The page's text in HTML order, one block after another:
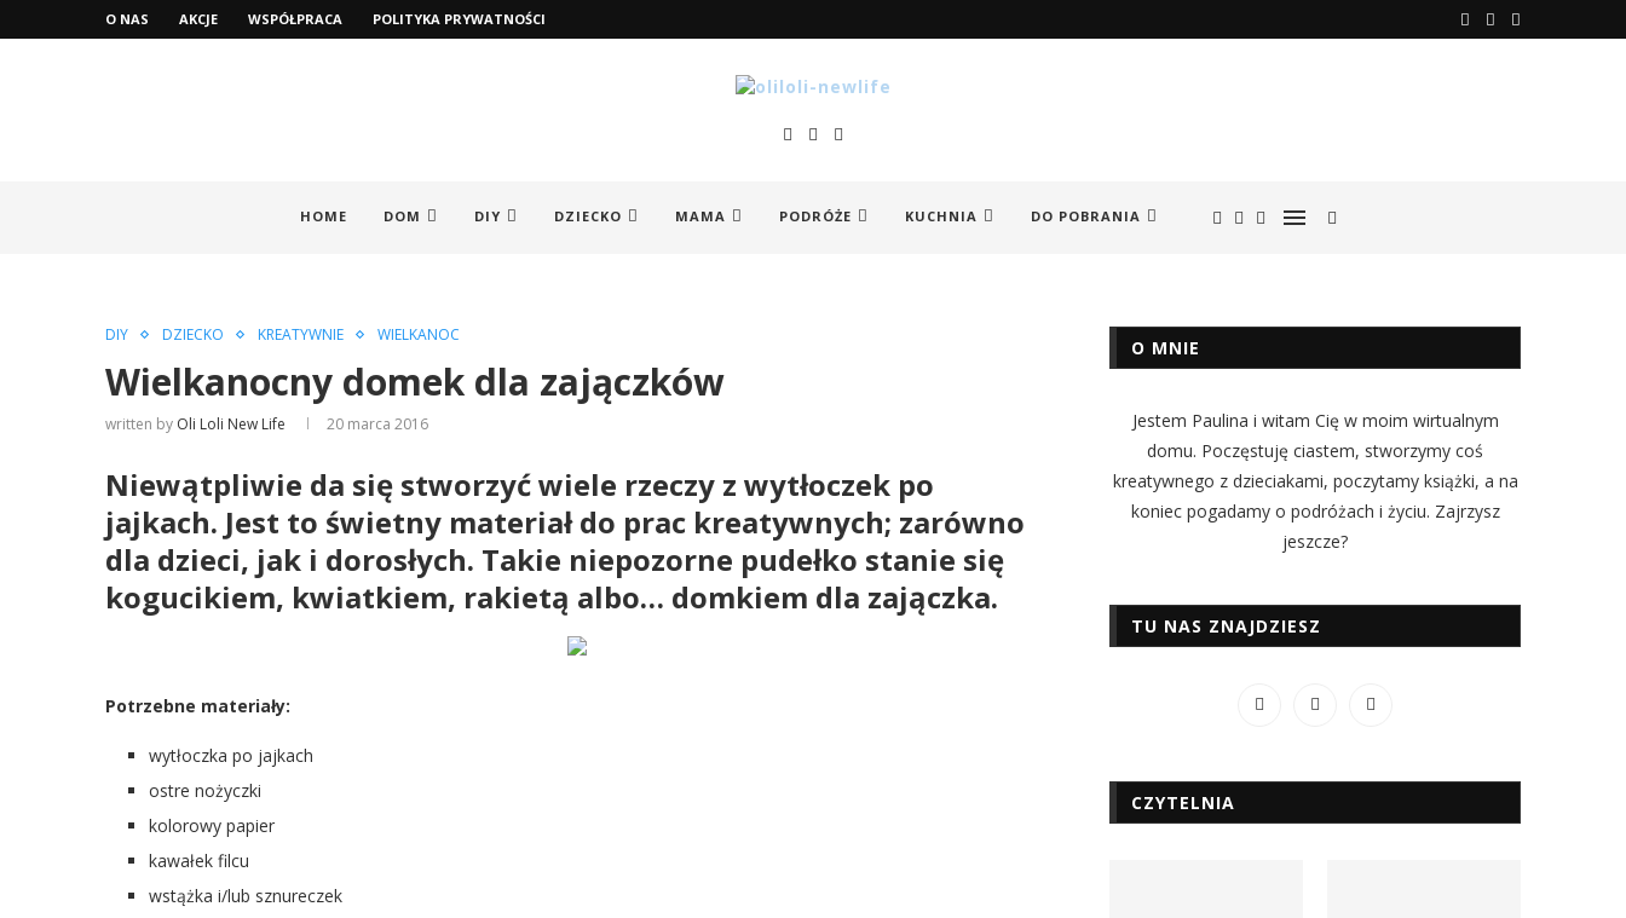
O NAS AKCJE WSPÓŁPRACA POLITYKA PRYWATNOŚCI
HOME DOM DIY DZIECKO MAMA PODRÓŻE KUCHNIA DO POBRANIA
DIY DZIECKO KREATYWNIE WIELKANOC
Wielkanocny domek dla zajączków
written by Oli Loli New Life 20 marca 2016
Niewątpliwie da się stworzyć wiele rzeczy z wytłoczek po
jajkach. Jest to świetny materiał do prac kreatywnych; zarówno
dla dzieci, jak i dorosłych. Takie niepozorne pudełko stanie się
kogucikiem, kwiatkiem, rakietą albo… domkiem dla zajączka.
Potrzebne materiały:
wytłoczka po jajkach
ostre nożyczki
kolorowy papier
kawałek filcu
wstążka i/lub sznureczek
O MNIE
Jestem Paulina i witam Cię w moim wirtualnym
domu. Poczęstuję ciastem, stworzymy coś
kreatywnego z dzieciakami, poczytamy książki, a na
koniec pogadamy o podróżach i życiu. Zajrzysz
jeszcze?
TU NAS ZNAJDZIESZ
CZYTELNIA